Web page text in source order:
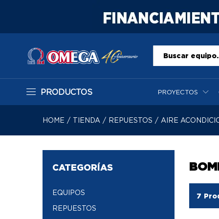
Todo
PRODUCTOS PROYECTOS
HOME / TIENDA / REPUESTOS / AIRE
7
CATEGORÍAS
EQUIPOS
REPUESTOS